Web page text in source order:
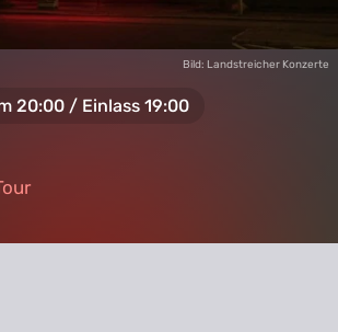
20:00 / Einlass 19:00
Bild: Landstreicher Konzerte